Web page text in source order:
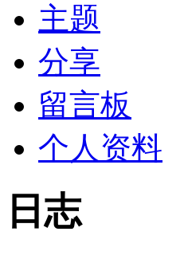
主题
分享
留言板
个人资料
日志